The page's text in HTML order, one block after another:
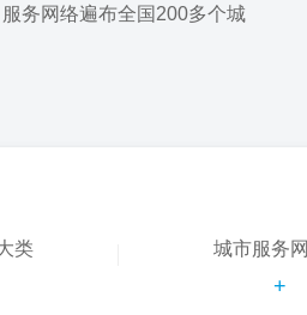
务网络遍布全国200多个城
类 城市服务网
+